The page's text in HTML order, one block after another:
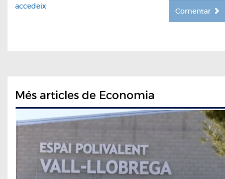
accedeix
Comentar
Més articles de Economia